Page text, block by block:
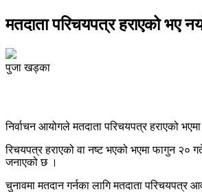
मतदाता परिचयपत्र हराएको भए
पुजा खड्का
निर्वाचन आयोगले मतदाता परिचयपत्र हराएको
रिचयपत्र हराएको वा नष्ट भएको भएमा फागुन २०
जनाएको छ ।
चुनावमा मतदान गर्नका लागि मतदाता